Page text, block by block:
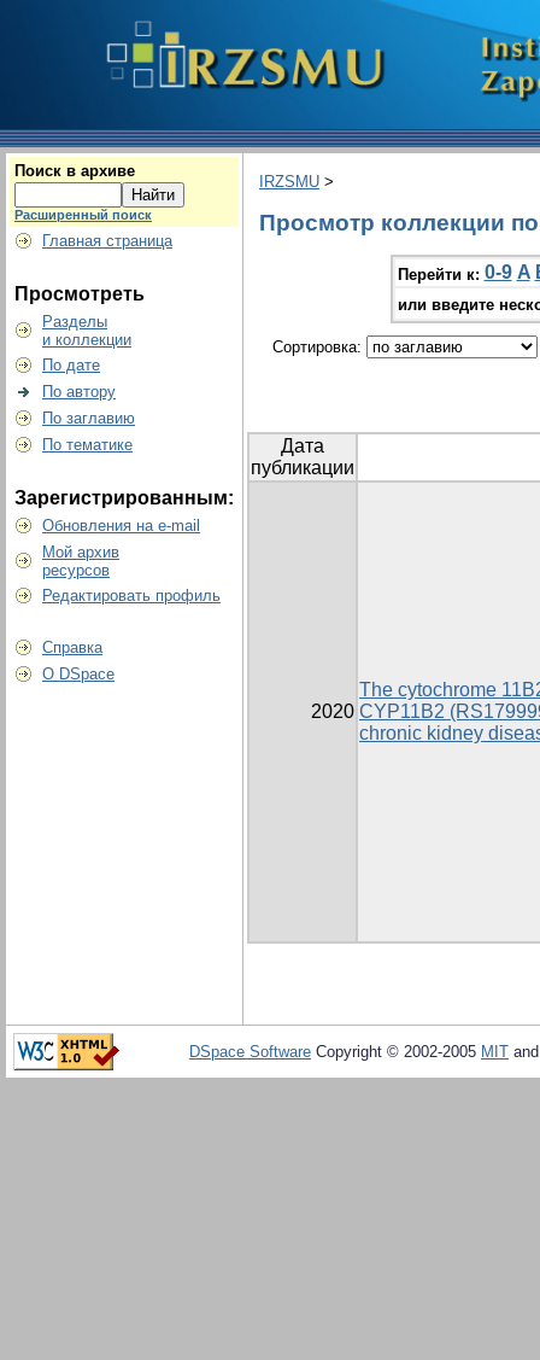
Поиск в архиве
Расширенный поиск
Главная страница
Просмотреть
Разделы
и коллекции
По дате
По автору
По заглавию
По тематике
Зарегистрированным:
Обновления на e-mail
Мой архив
ресурсов
Редактировать профиль
Справка
О DSpace
IRZSMU >
Просмотр коллекции
Перейти к: 0-9 A
или введите
Сортировка:
Дата
публикации
2020
The cytochrome
CYP11B2
chronic kidney
DSpace Software Copyright © 2002-2005 MIT